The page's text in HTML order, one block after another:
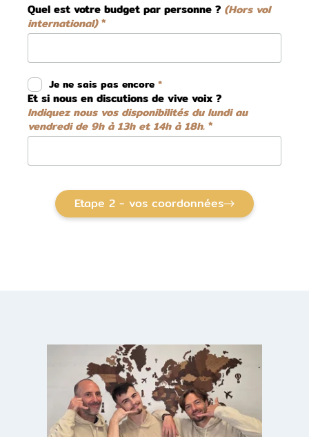
Quel est votre budget par personne ? (Hors vol
international)
Je ne sais pas encore
Et si nous en discutions de vive voix ?
Indiquez nous vos disponibilités du lundi au
vendredi de 9h à 13h et 14h à 18h.
Etape 2 - vos coordonnées